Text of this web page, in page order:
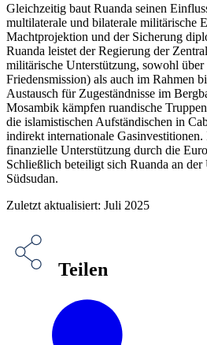
Gleichzeitig baut Ruanda seinen
multilaterale und bilaterale militärische
Machtprojektion und der Sicherung
Ruanda leistet der Regierung der
militärische Unterstützung, sowohl
Friedensmission) als auch im Rahmen
Austausch für Zugeständnisse im
Mosambik kämpfen ruandische
die islamistischen Aufständischen in
indirekt internationale
finanzielle Unterstützung durch die
Schließlich beteiligt sich Ruanda an
Südsudan.
Zuletzt aktualisiert: Juli 2025
Teilen